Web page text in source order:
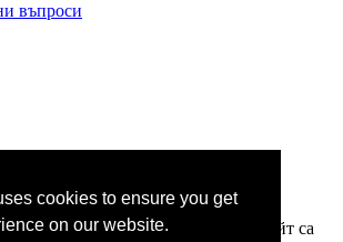
cookies to ensure you get
on our website.
въпроси
. Всички права запазени.
изображения публикувани в този сайт са